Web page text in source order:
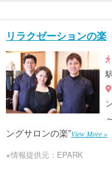
リラクゼーションの楽
ングサロンの楽”View More »
※情報提供元：EPARK